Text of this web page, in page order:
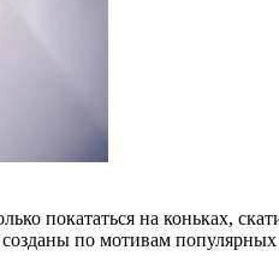
покататься на коньках,
по мотивам